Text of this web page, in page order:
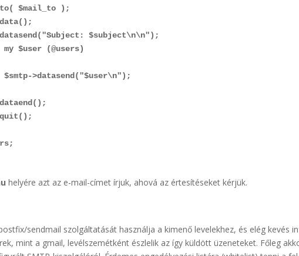
$mail_to );
$subject\n\n");
my $user (@users)
>datasend("$user\n");
helyére azt az e-mail-címet írjuk, ahová az értesítéseket kérjük.
sendmail szolgáltatását használja a kimenő levelekhez, és elég kevés
mint a gmail, levélszemétként észlelik az így küldött üzeneteket. Főleg